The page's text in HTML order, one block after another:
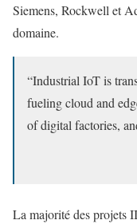
Siemens, Rockwell et
domaine.
“Industrial IoT is
fueling cloud and
of digital factories,
La majorité des projets